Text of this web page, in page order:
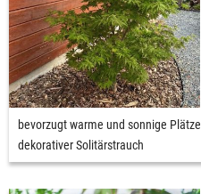
bevorzugt warme und sonnige Plätze
dekorativer Solitärstrauch